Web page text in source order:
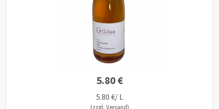
5.80 €
5.80 €/ L